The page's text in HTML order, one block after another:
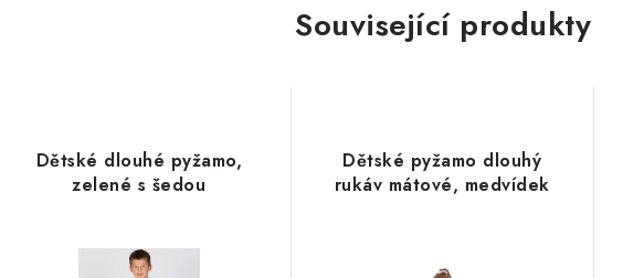
Související produkty
Dětské dlouhé pyžamo,
zelené s šedou
Dětské pyžamo dlouhý
rukáv mátové, medvídek